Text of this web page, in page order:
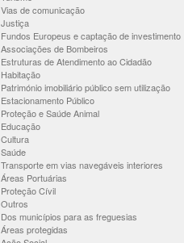
Vias de comunicação
Justiça
Fundos Europeus e captação de investimento
Associações de Bombeiros
Estruturas de Atendimento ao Cidadão
Habitação
Património imobiliário público sem utilização
Estacionamento Público
Proteção e Saúde Animal
Educação
Cultura
Saúde
Transporte em vias navegáveis interiores
Áreas Portuárias
Proteção Cívil
Outros
Dos municípios para as freguesias
Áreas protegidas